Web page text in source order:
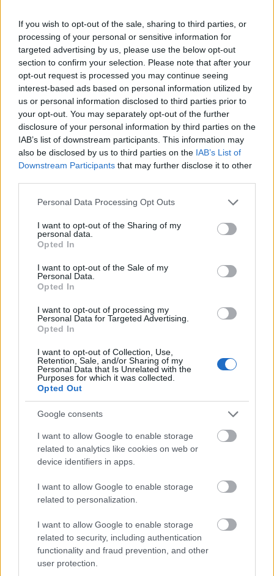
If you wish to opt-out of the sale, sharing to third parties, or
processing of your personal or sensitive information for
targeted advertising by us, please use the below opt-out
section to confirm your selection. Please note that after your
opt-out request is processed you may continue seeing
interest-based ads based on personal information utilized by
us or personal information disclosed to third parties prior to
your opt-out. You may separately opt-out of the further
disclosure of your personal information by third parties on the
IAB’s list of downstream participants. This information may
also be disclosed by us to third parties on the IAB’s List of
Downstream Participants that may further disclose it to other
Please note that this website/app uses one or more Google
not limited to your visit or usage behaviour. You may click to
grant or deny consent to Google and its third-party tags to
use your data for below specified purposes in below Google
consent section.
Personal Data Processing Opt Outs
I want to opt-out of the Sharing of my
personal data.
Opted In
I want to opt-out of the Sale of my
Personal Data.
Opted In
I want to opt-out of processing my
Personal Data for Targeted Advertising.
Opted In
I want to opt-out of Collection, Use,
Retention, Sale, and/or Sharing of my
Personal Data that Is Unrelated with the
Purposes for which it was collected.
Opted Out
Google consents
I want to allow Google to enable storage
related to analytics like cookies on web or
device identifiers in apps.
I want to allow Google to enable storage
related to personalization.
I want to allow Google to enable storage
related to security, including authentication
functionality and fraud prevention, and other
user protection.
Pozostały wątpliwości? Brakuje czegoś w haśle?
Zobacz, co zyskują abonenci Dobrego słownika.
SPRAWDŹ
Często sprawdzane
Kto mieszka na Alasce?
LinkedInaLinkedin— jeszcze o pisowni i odmianie
Ciekawostki
— O imionach wieści wiele
opamiętać się— Upamiętaj się!
— A na blogu
Mogą Cię zainteresować również hasła
Kirgistan